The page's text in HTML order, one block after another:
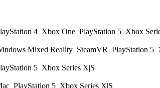
4 Xbox One PlayStation 5 Xbox
Mixed Reality SteamVR PlayStation 5
5 Xbox Series X|S
PlayStation 5 Xbox Series X|S